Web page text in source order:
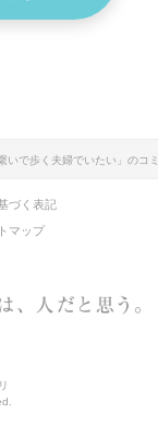
いで歩く夫婦でいたい」のコ
づく表記
マップ